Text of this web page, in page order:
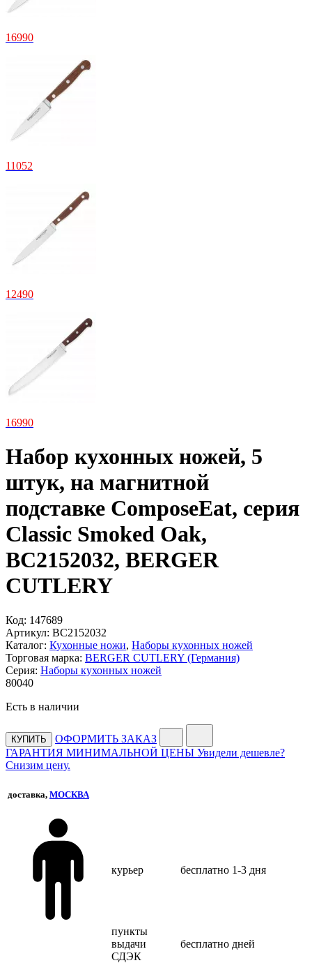
16990
11052
12490
16990
Набор кухонных ножей, 5
штук, на магнитной
подставке ComposeEat, серия
Classic Smoked Oak,
BC2152032, BERGER
CUTLERY
Код: 147689
Артикул: BC2152032
Каталог: Кухонные ножи, Наборы кухонных ножей
Торговая марка: BERGER CUTLERY (Германия)
Серия: Наборы кухонных ножей
80040
Есть в наличии
КУПИТЬ
ОФОРМИТЬ ЗАКАЗ
ГАРАНТИЯ МИНИМАЛЬНОЙ ЦЕНЫ Увидели дешевле?
Снизим цену.
доставка, МОСКВА
курьер бесплатно 1-3 дня
пункты
выдачи
СДЭК
бесплатно дней